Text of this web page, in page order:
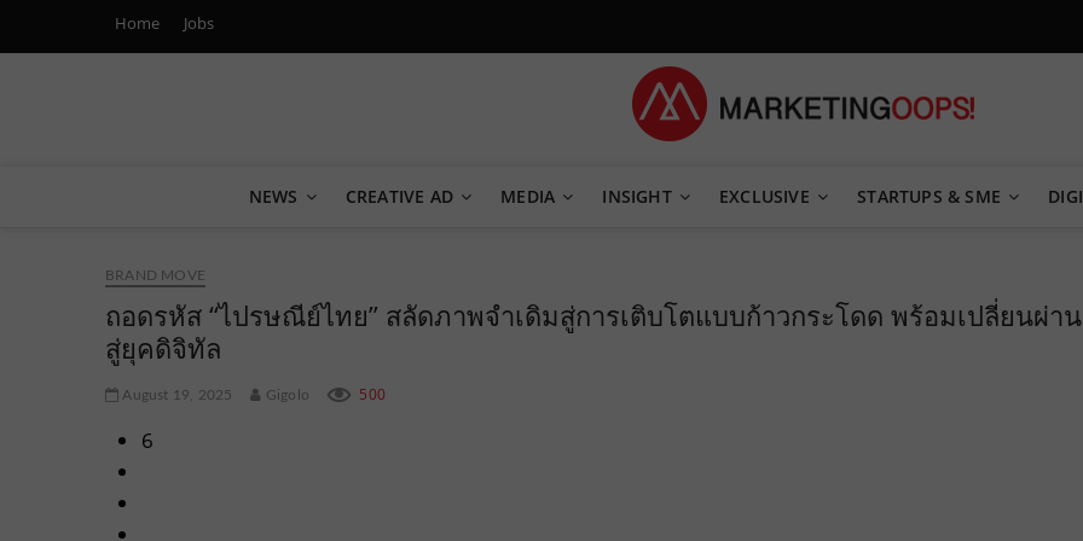
Home Jobs
Marketing Oops!
NEWS CREATIVE AD MEDIA INSIGHT EXCLUSIVE STARTUPS & SME
BRAND MOVE
ถอดรหัส “ไปรษณีย์ไทย” สลัดภาพจำเดิมสู่การเติบโตแบบก้าวกระโดด พร้อมเปลี่ยนผ่าน
สู่ยุคดิจิทัล
August 19, 2025 Gigolo 500
6